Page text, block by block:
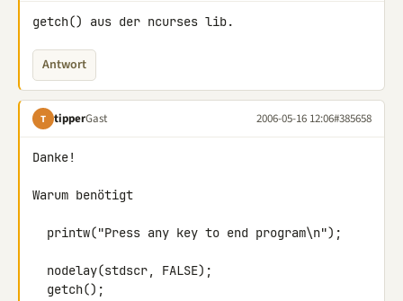
getch() aus der ncurses lib.
Antwort
T tipperGast 2006-05-16 12:06#385658
Danke!
Warum benötigt